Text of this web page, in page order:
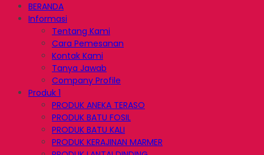
BERANDA
Informasi
Tentang Kami
Cara Pemesanan
Kontak Kami
Tanya Jawab
Company Profile
Produk 1
PRODUK ANEKA TERASO
PRODUK BATU FOSIL
PRODUK BATU KALI
PRODUK KERAJINAN MARMER